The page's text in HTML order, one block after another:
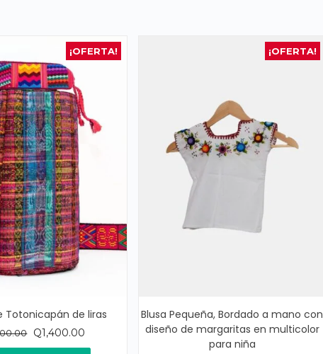
¡OFERTA!
Totonicapán de liras
El
precio
Q1,400.00
precio
¡OFERTA!
Blusa Pequeña, Bordado a mano con
diseño de margaritas en multicolor
para niña